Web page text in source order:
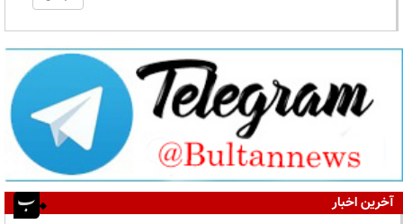
آخرین اخبار